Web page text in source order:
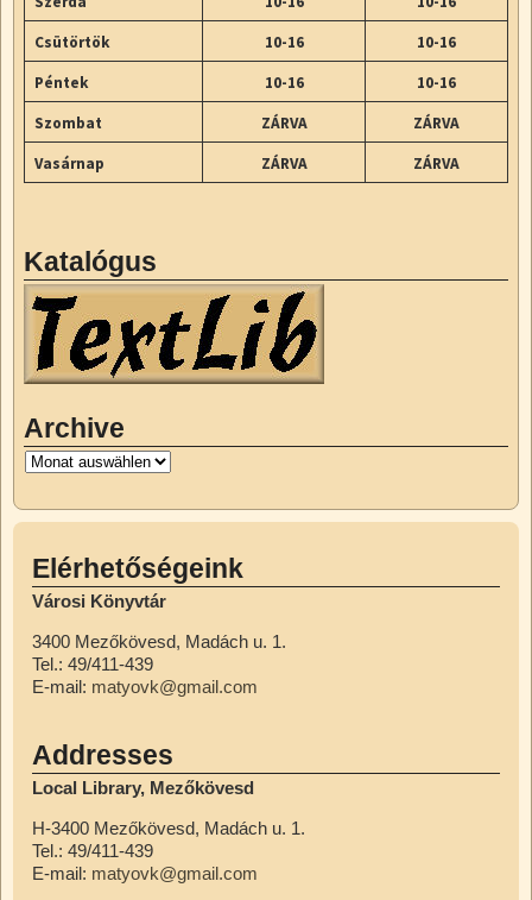
Csütörtök
10-16
10-16
Péntek
10-16
10-16
Szombat
ZÁRVA
ZÁRVA
Vasárnap
ZÁRVA ZÁRVA
Katalógus
Archive
Elérhetőségeink
Városi Könyvtár
3400 Mezőkövesd, Madách u. 1.
Tel.: 49/411-439
E-mail: matyovk@gmail.com
Addresses
Local Library, Mezőkövesd
H-3400 Mezőkövesd, Madách u. 1.
Tel.: 49/411-439
E-mail: matyovk@gmail.com